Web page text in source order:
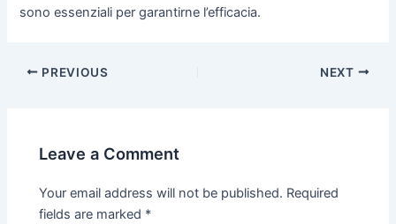
sono essenziali per garantirne l’efficacia.
PREVIOUS NEXT
Leave a Comment
Your email address will not be published. Required
fields are marked *